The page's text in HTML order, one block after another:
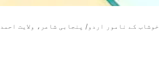
خوشاب کے نامور اردو/ پنجابی شاعر، ولایت احمد